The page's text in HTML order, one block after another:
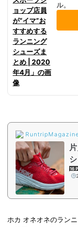
ル。
16
ホカ オネオネのラン